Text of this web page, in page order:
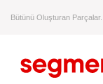
Bütünü Oluşturan Parçalar.